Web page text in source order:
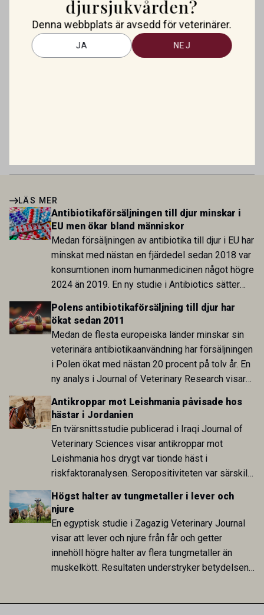
Nytt godkänt läkemedel mot allergisk
dermatit hos hund
LÄS MER
Antibiotikaförsäljningen till djur minskar i
EU men ökar bland människor
Medan försäljningen av antibiotika till djur i EU har
minskat med nästan en fjärdedel sedan 2018 var
konsumtionen inom humanmedicinen något högre
2024 än 2019. En ny studie i Antibiotics sätter
utvecklingen inom de båda sektorerna sida vid
sida och pekar på en obalans i EU:s One Health-
arbete.
Polens antibiotikaförsäljning till djur har
ökat sedan 2011
Medan de flesta europeiska länder minskar sin
veterinära antibiotikaanvändning har försäljningen
i Polen ökat med nästan 20 procent på tolv år. En
ny analys i Journal of Veterinary Research visar
att skillnaden mot lågförbrukarländer som
Sverige är fortsatt stor.
Antikroppar mot Leishmania påvisade hos
hästar i Jordanien
En tvärsnittsstudie publicerad i Iraqi Journal of
Veterinary Sciences visar antikroppar mot
Leishmania hos drygt var tionde häst i
riskfaktoranalysen. Seropositiviteten var särskilt
hög i Zarqa och statistiskt kopplad till bland
annat stallhållning. Resultaten visar att hästarna
har exponerats för parasiten – men inte att de
fungerar som reservoarer eller bidrar till
smittspridning.
Högst halter av tungmetaller i lever och
njure
En egyptisk studie i Zagazig Veterinary Journal
visar att lever och njure från får och getter
innehöll högre halter av flera tungmetaller än
muskelkött. Resultaten understryker betydelsen
djursjukvården?
Denna webbplats är avsedd för veterinärer.
JA NEJ